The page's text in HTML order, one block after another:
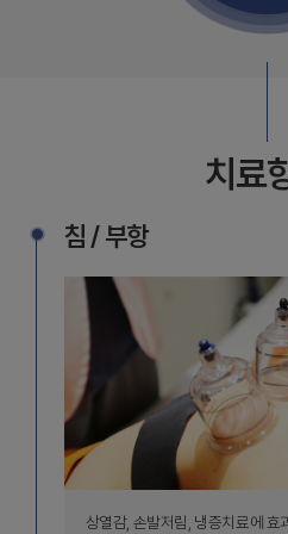
치료
침 / 부항
상열감, 손발저림, 냉증치료에 효